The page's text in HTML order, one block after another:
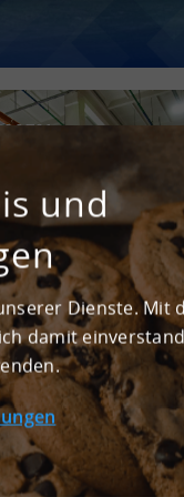
CO. AUF DER
und
Dienste. Mit
damit